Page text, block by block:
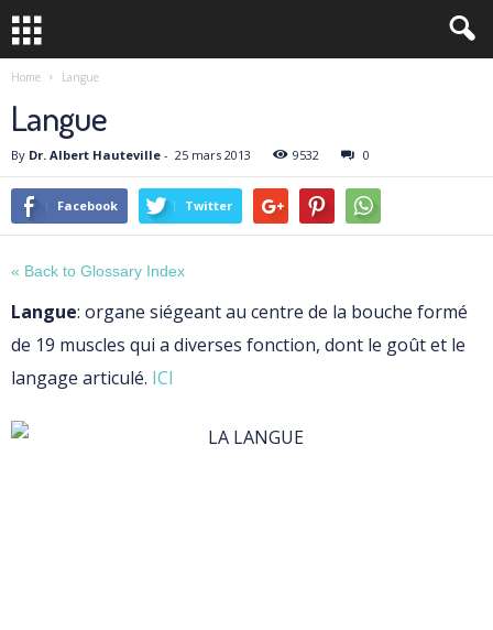
Home Langue
Langue
By Dr. Albert Hauteville - 25 mars 2013 9532 0
Facebook Twitter
« Back to Glossary Index
Langue: organe siégeant au centre de la bouche formé
de 19 muscles qui a diverses fonction, dont le goût et le
langage articulé. ICI